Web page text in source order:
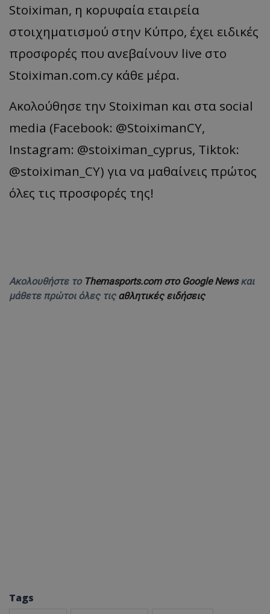
Stoiximan, η κορυφαία εταιρεία
στοιχηματισμού στην Κύπρο, έχει ειδικές
προσφορές που ανεβαίνουν live στο
Stoiximan.com.cy κάθε μέρα.
Ακολούθησε την Stoiximan και στα social
media (Facebook: @StoiximanCY,
Instagram: @stoiximan_cyprus, Tiktok:
@stoiximan_CY) για να μαθαίνεις πρώτος
όλες τις προσφορές της!
Ακολουθήστε το Themasports.com στο Google Newsκαι
μάθετε πρώτοι όλες τις αθλητικές ειδήσεις
Tags